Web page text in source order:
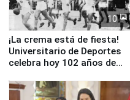
10
¡La crema está de fiesta!
Universitario de Deportes
celebra hoy 102 años de